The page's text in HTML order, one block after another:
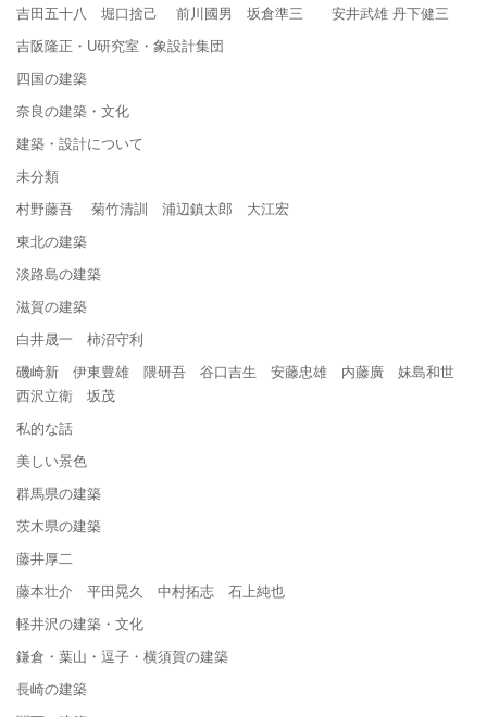
吉田五十八 堀口捨己 前川國男 坂倉準三 安井武雄 丹下健三
吉阪隆正・U研究室・象設計集団
四国の建築
奈良の建築・文化
建築・設計について
未分類
村野藤吾 菊竹清訓 浦辺鎮太郎 大江宏
東北の建築
淡路島の建築
滋賀の建築
白井晟一 柿沼守利
磯崎新 伊東豊雄 隈研吾 谷口吉生 安藤忠雄 内藤廣 妹島和世
西沢立衛 坂茂
私的な話
美しい景色
群馬県の建築
茨木県の建築
藤井厚二
藤本壮介 平田晃久 中村拓志 石上純也
軽井沢の建築・文化
鎌倉・葉山・逗子・横須賀の建築
長崎の建築